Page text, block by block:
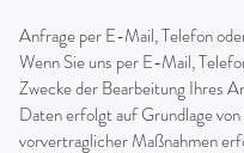
Anfrage per E-Mail, Telefon
Wenn Sie uns per E-Mail,
Zwecke der Bearbeitung Ihres
Daten erfolgt auf Grundlage
vorvertraglicher Maßnahmen